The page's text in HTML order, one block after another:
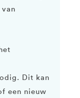
Dit kan
een nieuw